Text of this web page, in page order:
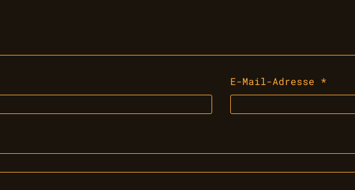
E-Mail-Adresse *